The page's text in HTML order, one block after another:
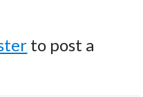
to post a